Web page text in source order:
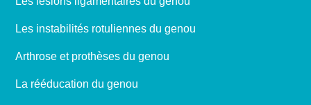
Les instabilités rotuliennes du genou
Arthrose et prothèses du genou
La rééducation du genou